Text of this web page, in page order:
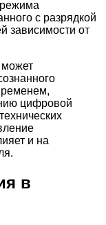
с разрядкой
зависимости от
может
цифровой
и на
в